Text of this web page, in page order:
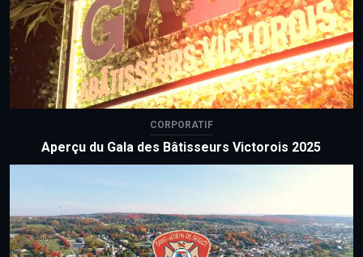
CORPORATIF
Aperçu du Gala des Bâtisseurs Victorois 2025